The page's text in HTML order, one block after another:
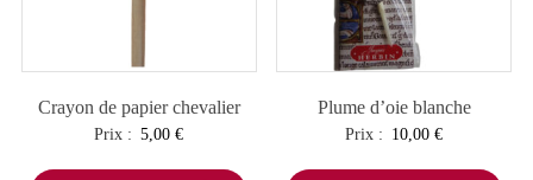
Crayon de papier chevalier
Prix : 5,00€
Plume d’oie blanche
Prix : 10,00€